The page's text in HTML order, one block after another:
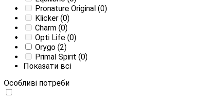
Pronature Original (0)
Klicker (0)
Charm (0)
Opti Life (0)
Orygo (2)
Primal Spirit (0)
Показати всі
Особливі потреби